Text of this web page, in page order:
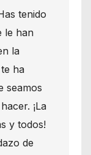
tenido
le han
la
ha
seamos
¡La
y todos!
de